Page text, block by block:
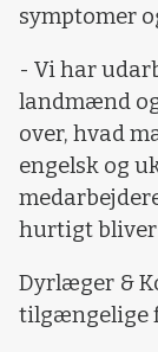
symptomer
- Vi har
landmænd
over, hvad
engelsk og
hurtigt bliver
Dyrlæger &
tilgængelige